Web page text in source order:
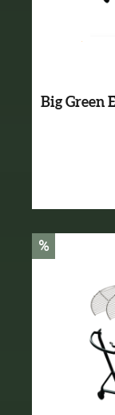
Big Green
%